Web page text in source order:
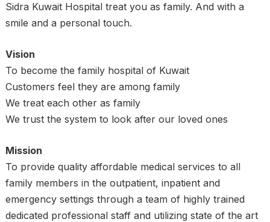
Sidra Kuwait Hospital treat you as family. And with a
smile and a personal touch.
Vision
To become the family hospital of Kuwait
Customers feel they are among family
We treat each other as family
We trust the system to look after our loved ones
Mission
To provide quality affordable medical services to all
family members in the outpatient, inpatient and
emergency settings through a team of highly trained
dedicated professional staff and utilizing state of the art